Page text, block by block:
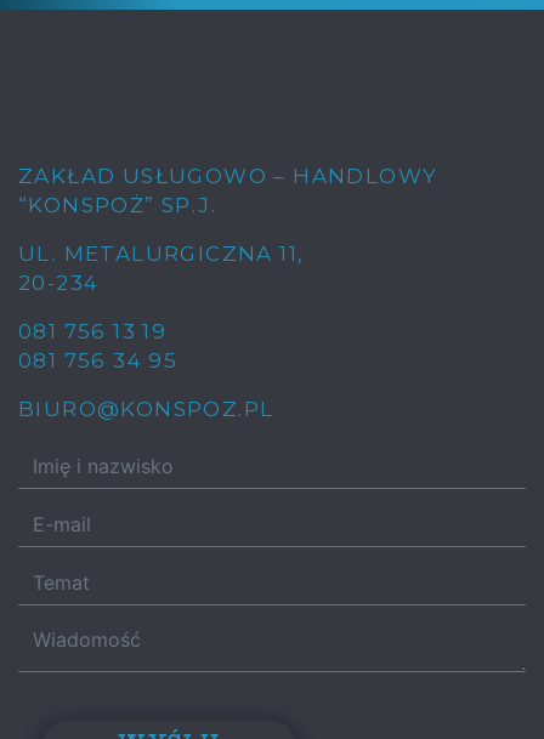
ZAKŁAD USŁUGOWO – HANDLOWY
“KONSPOŻ” SP.J.
UL. METALURGICZNA 11 ,
20-234
081 756 13 19
081 756 34 95
BIURO@KONSPOZ.PL